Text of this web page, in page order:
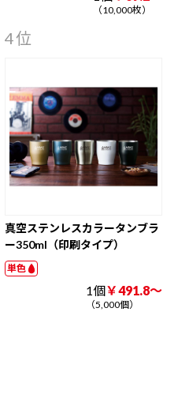
（10,000枚）
4位
真空ステンレスカラータンブラ
ー350ml（印刷タイプ）
単色
1個￥491.8～
（5,000個）